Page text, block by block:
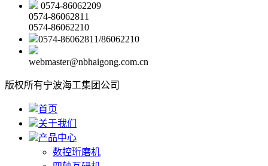
0574-86062209
0574-86062811
0574-86062210
0574-86062811/86062210
webmaster@nbhaigong.com.cn
版权所有宁波海工集团公司
首页
关于我们
产品中心
数控珩磨机